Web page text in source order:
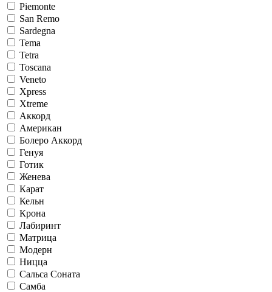
Piemonte
San Remo
Sardegna
Tema
Tetra
Toscana
Veneto
Xpress
Xtreme
Аккорд
Американ
Болеро Аккорд
Генуя
Готик
Женева
Карат
Кельн
Крона
Лабиринт
Матрица
Модерн
Ницца
Сальса Соната
Самба